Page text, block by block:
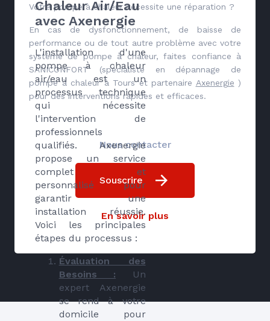
Chaleur Air/Eau
avec Axenergie
L'installation d'une
pompe à chaleur
air/eau est un
processus technique
qui nécessite
l'intervention de
professionnels
qualifiés. Axenergie
propose un service
complet et
personnalisé pour
garantir une
installation réussie.
Voici les principales
étapes du processus :
Évaluation des
Besoins : Un
expert Axenergie
se rend à votre
domicile pour
Votre pompe à chaleur nécessite une réparation ?
En cas de dysfonctionnement, de baisse de
performance ou de tout autre problème avec votre
système de pompe à chaleur, faites confiance à
SANICONFORT (spécialiste en dépannage de
pompe à chaleur à Tours et partenaire Axenergie )
pour des interventions rapides et efficaces.
Nous contacter
Souscrire
En savoir plus